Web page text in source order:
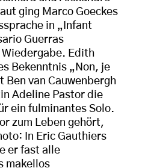
ging Marco Goeckes
in „Infant
Guerras
Edith
Bekenntnis „Non, je
Ben van Cauwenbergh
Adeline Pastor die
ein fulminantes Solo.
zum Leben gehört,
In Eric Gauthiers
er fast alle
makellos